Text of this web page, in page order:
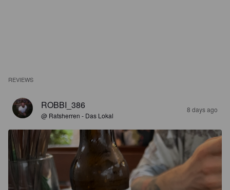
REVIEWS
ROBBI_386
@ Ratsherren - Das Lokal
8 days ago